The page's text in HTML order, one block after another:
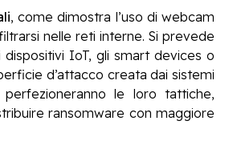
, come dimostra l’uso di webcam
nelle reti interne. Si prevede
IoT, gli smart devices o
d’attacco creata dai sistemi
le loro tattiche,
ransomware con maggiore